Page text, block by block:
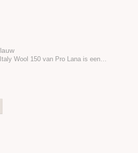
Wool 150 van Pro Lana is een…